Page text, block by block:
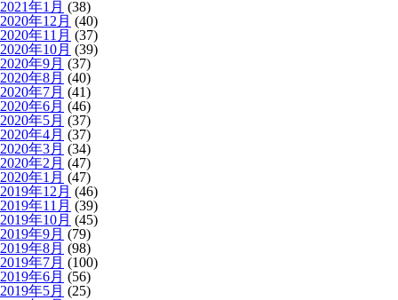
2021年1月 (38)
2020年12月 (40)
2020年11月 (37)
2020年10月 (39)
2020年9月 (37)
2020年8月 (40)
2020年7月 (41)
2020年6月 (46)
2020年5月 (37)
2020年4月 (37)
2020年3月 (34)
2020年2月 (47)
2020年1月 (47)
2019年12月 (46)
2019年11月 (39)
2019年10月 (45)
2019年9月 (79)
2019年8月 (98)
2019年7月 (100)
2019年6月 (56)
2019年5月 (25)